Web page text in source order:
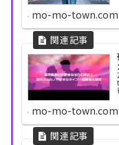
mo-mo-town.com
mo-mo-town.com